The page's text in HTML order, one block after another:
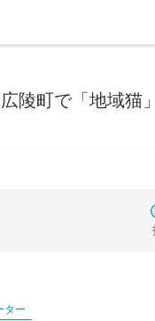
陵町で「地域猫
ター